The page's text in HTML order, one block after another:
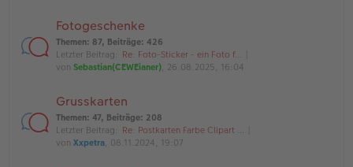
Fotogeschenke
Themen: 87, Beiträge: 426
Letzter Beitrag: Re: Foto-Sticker - ein Foto f…
von Sebastian(CEWEianer), 26.08.2025, 16:04
Grusskarten
Themen: 47, Beiträge: 208
Letzter Beitrag: Re: Postkarten Farbe Clipart …
von Xxpetra, 08.11.2024, 19:07